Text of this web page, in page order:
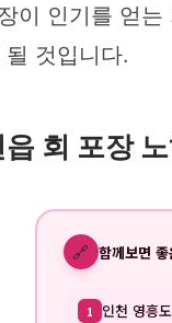
이 인기를 얻
것입니다.
회 포장
🔗 함께보면 좋
1 인천 영흥